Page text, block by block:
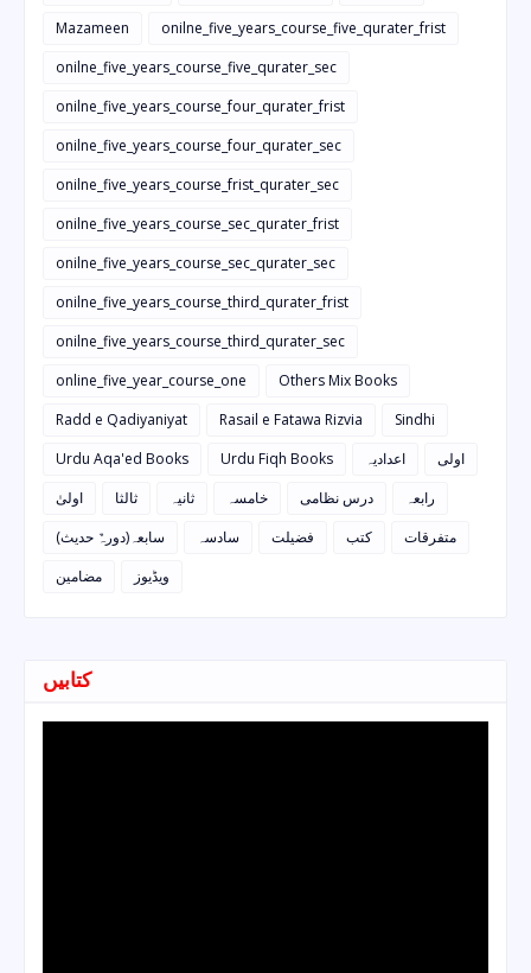
Mazameen
onilne_five_years_course_five_qurater_frist
onilne_five_years_course_five_qurater_sec
onilne_five_years_course_four_qurater_frist
onilne_five_years_course_four_qurater_sec
onilne_five_years_course_frist_qurater_sec
onilne_five_years_course_sec_qurater_frist
onilne_five_years_course_sec_qurater_sec
onilne_five_years_course_third_qurater_frist
onilne_five_years_course_third_qurater_sec
online_five_year_course_one
Others Mix Books
Radd e Qadiyaniyat
Rasail e Fatawa Rizvia
Sindhi
Urdu Aqa'ed Books
Urdu Fiqh Books اعدادیہ
اولی
اولیٰ
ثالثا ثانیہ خامسہ درس نظامی
رابعہ
سابعہ(دورہٌ حدیث)
سادسہ فضیلت کتب
متفرقات
مضامین
ویڈیوز
کتابیں